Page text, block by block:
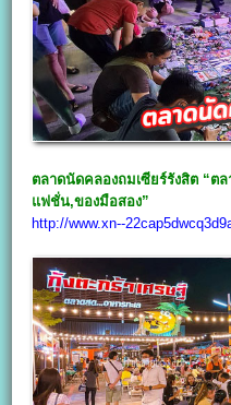
ตลาดนัดคลองถมเซียร์รังสิต “ต
แฟชั่น,ของมือสอง”
http://www.xn--